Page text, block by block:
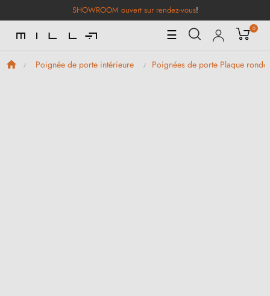
SHOWROOM ouvert sur rendez-vous!
Basculer
la
navigation
☰ 0
Poignée de porte intérieure Poignées de porte Plaque ronde